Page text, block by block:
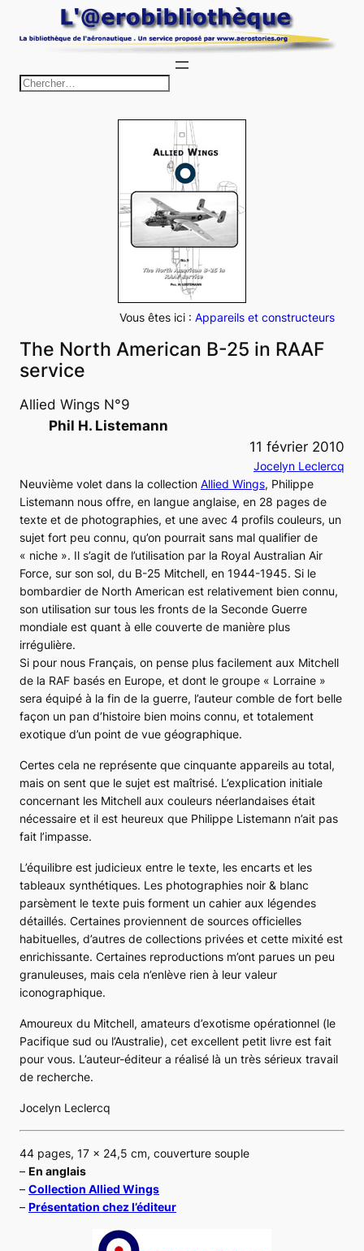
au
h
e
r
c
h
e
r
Vous êtes ici : Appareils et constructeurs
The North American B-25 in RAAF
service
Allied Wings N°9
Phil H. Listemann
11 février 2010
Jocelyn Leclercq
Neuvième volet dans la collection Allied Wings, Philippe
Listemann nous offre, en langue anglaise, en 28 pages de
texte et de photographies, et une avec 4 profils couleurs, un
sujet fort peu connu, qu’on pourrait sans mal qualifier de
« niche ». Il s’agit de l’utilisation par la Royal Australian Air
Force, sur son sol, du B-25 Mitchell, en 1944-1945. Si le
bombardier de North American est relativement bien connu,
son utilisation sur tous les fronts de la Seconde Guerre
mondiale est quant à elle couverte de manière plus
irrégulière.
Si pour nous Français, on pense plus facilement aux Mitchell
de la RAF basés en Europe, et dont le groupe « Lorraine »
sera équipé à la fin de la guerre, l’auteur comble de fort belle
façon un pan d’histoire bien moins connu, et totalement
exotique d’un point de vue géographique.
Certes cela ne représente que cinquante appareils au total,
mais on sent que le sujet est maîtrisé. L’explication initiale
concernant les Mitchell aux couleurs néerlandaises était
nécessaire et il est heureux que Philippe Listemann n’ait pas
fait l’impasse.
L’équilibre est judicieux entre le texte, les encarts et les
tableaux synthétiques. Les photographies noir & blanc
parsèment le texte puis forment un cahier aux légendes
détaillés. Certaines proviennent de sources officielles
habituelles, d’autres de collections privées et cette mixité est
enrichissante. Certaines reproductions m’ont parues un peu
granuleuses, mais cela n’enlève rien à leur valeur
iconographique.
Amoureux du Mitchell, amateurs d’exotisme opérationnel (le
Pacifique sud ou l’Australie), cet excellent petit livre est fait
pour vous. L’auteur-éditeur a réalisé là un très sérieux travail
de recherche.
Jocelyn Leclercq
44 pages, 17 x 24,5 cm, couverture souple
– En anglais
– Collection Allied Wings
– Présentation chez l’éditeur